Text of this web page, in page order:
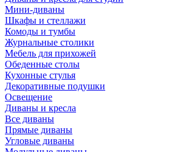
Мини-диваны
Шкафы и стеллажи
Комоды и тумбы
Журнальные столики
Мебель для прихожей
Обеденные столы
Кухонные стулья
Декоративные подушки
Освещение
Диваны и кресла
Все диваны
Прямые диваны
Угловые диваны